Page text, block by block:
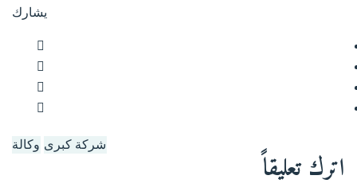
يشارك
شركة كبرى وكالة
اترك تعليقاً